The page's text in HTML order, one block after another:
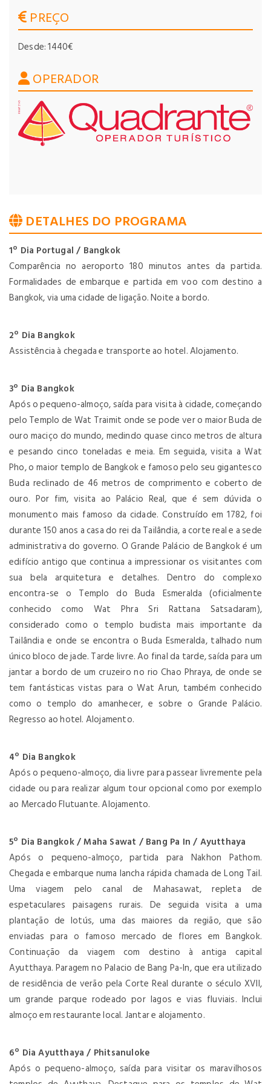
PREÇO
Desde: 1440€
OPERADOR
DETALHES DO PROGRAMA
1º Dia Portugal / Bangkok
Comparência no aeroporto 180 minutos antes da partida.
Formalidades de embarque e partida em voo com destino a
Bangkok, via uma cidade de ligação. Noite a bordo.
2º Dia Bangkok
Assistência à chegada e transporte ao hotel. Alojamento.
3º Dia Bangkok
Após o pequeno-almoço, saída para visita à cidade, começando
pelo Templo de Wat Traimit onde se pode ver o maior Buda de
ouro maciço do mundo, medindo quase cinco metros de altura
e pesando cinco toneladas e meia. Em seguida, visita a Wat
Pho, o maior templo de Bangkok e famoso pelo seu gigantesco
Buda reclinado de 46 metros de comprimento e coberto de
ouro. Por fim, visita ao Palácio Real, que é sem dúvida o
monumento mais famoso da cidade. Construído em 1782, foi
durante 150 anos a casa do rei da Tailândia, a corte real e a sede
administrativa do governo. O Grande Palácio de Bangkok é um
edifício antigo que continua a impressionar os visitantes com
sua bela arquitetura e detalhes. Dentro do complexo
encontra-se o Templo do Buda Esmeralda (oficialmente
conhecido como Wat Phra Sri Rattana Satsadaram),
considerado como o templo budista mais importante da
Tailândia e onde se encontra o Buda Esmeralda, talhado num
único bloco de jade. Tarde livre. Ao final da tarde, saída para um
jantar a bordo de um cruzeiro no rio Chao Phraya, de onde se
tem fantásticas vistas para o Wat Arun, também conhecido
como o templo do amanhecer, e sobre o Grande Palácio.
Regresso ao hotel. Alojamento.
4º Dia Bangkok
Após o pequeno-almoço, dia livre para passear livremente pela
cidade ou para realizar algum tour opcional como por exemplo
ao Mercado Flutuante. Alojamento.
5º Dia Bangkok / Maha Sawat / Bang Pa In / Ayutthaya
Após o pequeno-almoço, partida para Nakhon Pathom.
Chegada e embarque numa lancha rápida chamada de Long Tail.
Uma viagem pelo canal de Mahasawat, repleta de
espetaculares paisagens rurais. De seguida visita a uma
plantação de lotús, uma das maiores da região, que são
enviadas para o famoso mercado de flores em Bangkok.
Continuação da viagem com destino à antiga capital
Ayutthaya. Paragem no Palacio de Bang Pa-In, que era utilizado
de residência de verão pela Corte Real durante o século XVII,
um grande parque rodeado por lagos e vias fluviais. Inclui
almoço em restaurante local. Jantar e alojamento.
6º Dia Ayutthaya / Phitsanuloke
Após o pequeno-almoço, saída para visitar os maravilhosos